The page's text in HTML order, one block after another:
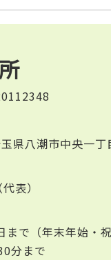
県八潮市中央一丁
表）
まで（年末年始・
分まで